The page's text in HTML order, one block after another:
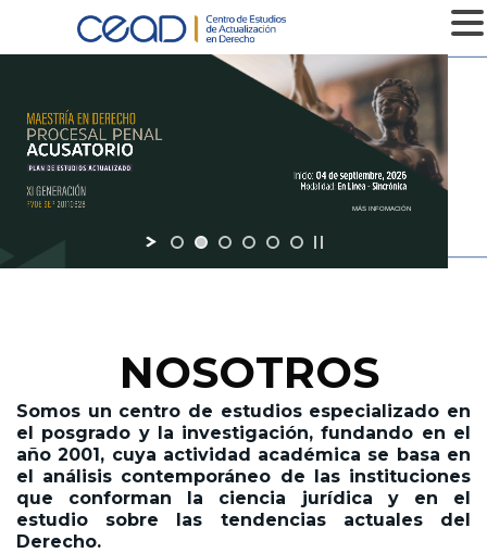
NOSOTROS
Somos un centro de estudios especializado en
el posgrado y la investigación,fundando en el
año 2001, cuya actividad académica se basa en
el análisis contemporáneo de las instituciones
que conforman la ciencia jurídica y en el
estudio sobre las tendencias actuales del
Derecho.